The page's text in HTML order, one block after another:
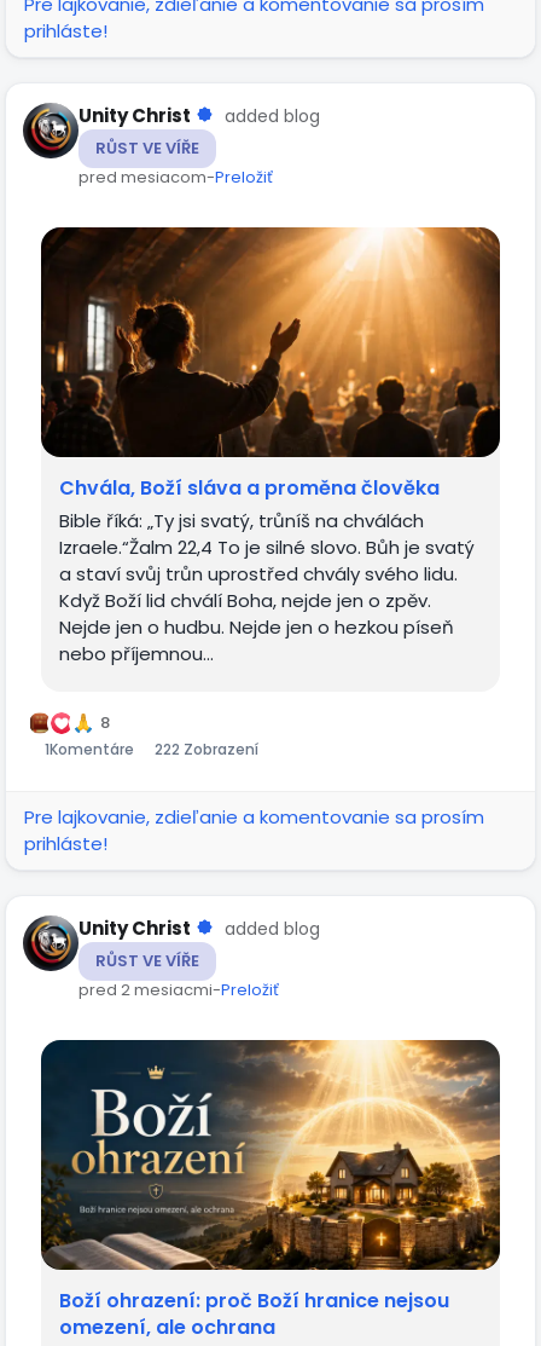
obnovit přístup k účtu. Pomohu vám s obnovením
přístupu.
heslo veřejně do komentářů.
prihláste!
Unity Christ added blog
RŮST VE VÍŘE
pred mesiacom-Preložiť
Chvála, Boží sláva a proměna člověka
Bible říká: „Ty jsi svatý, trůníš na chválách
Izraele.“Žalm 22,4 To je silné slovo. Bůh je svatý
a staví svůj trůn uprostřed chvály svého lidu.
Když Boží lid chválí Boha, nejde jen o zpěv.
Nejde jen o hudbu. Nejde jen o hezkou píseň
nebo příjemnou...
8
1Komentáre 222 Zobrazení
Pre lajkovanie, zdieľanie a komentovanie sa prosím
prihláste!
Unity Christ added blog
RŮST VE VÍŘE
pred 2 mesiacmi-Preložiť
Boží ohrazení: proč Boží hranice nejsou
omezení, ale ochrana